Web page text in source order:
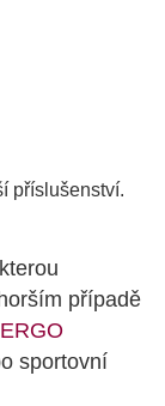
příslušenství.
případě
ERGO
sportovní